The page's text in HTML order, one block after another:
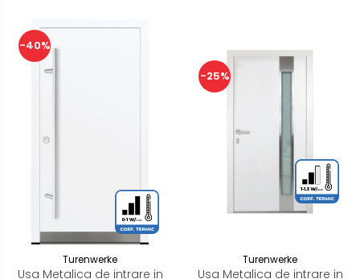
-40%
Turenwerke
Usa Metalica de intrare in
-25%
Turenwerke
Usa Metalica de intrare in